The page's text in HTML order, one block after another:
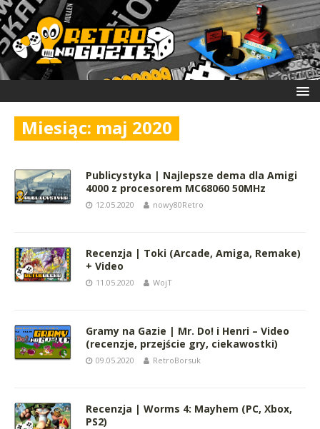
Miesiąc: maj 2020
Publicystyka | Najlepsze dema dla Amigi
4000 z procesorem MC68060 50MHz
12.05.2020 nowy80Retro
Recenzja | Toki (Arcade, Amiga, Remake)
+ Video
11.05.2020 WojT
Gramy na Gazie | Mr. Do! i Henri – Video
(recenzje, przejście gry, ciekawostki)
09.05.2020 RetroBorsuk
Recenzja | Worms 4: Mayhem (PC, Xbox,
PS2)